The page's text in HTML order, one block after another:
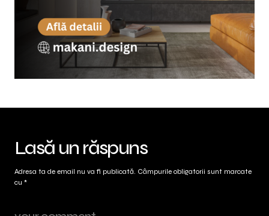
Lasă un răspuns
Adresa ta de email nu va fi publicată. Câmpurile obligatorii sunt marcate
cu *